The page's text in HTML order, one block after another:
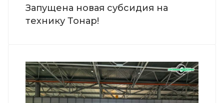
Запущена новая субсидия на
технику Тонар!